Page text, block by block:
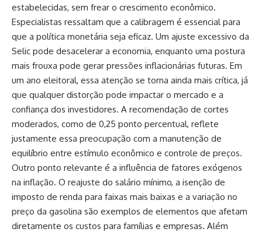
estabelecidas, sem frear o crescimento econômico.
Especialistas ressaltam que a calibragem é essencial para
que a política monetária seja eficaz. Um ajuste excessivo da
Selic pode desacelerar a economia, enquanto uma postura
mais frouxa pode gerar pressões inflacionárias futuras. Em
um ano eleitoral, essa atenção se torna ainda mais crítica, já
que qualquer distorção pode impactar o mercado e a
confiança dos investidores. A recomendação de cortes
moderados, como de 0,25 ponto percentual, reflete
justamente essa preocupação com a manutenção de
equilíbrio entre estímulo econômico e controle de preços.
Outro ponto relevante é a influência de fatores exógenos
na inflação. O reajuste do salário mínimo, a isenção de
imposto de renda para faixas mais baixas e a variação no
preço da gasolina são exemplos de elementos que afetam
diretamente os custos para famílias e empresas. Além